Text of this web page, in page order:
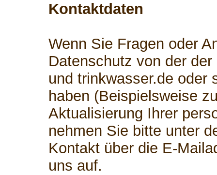
Kontaktdaten
Wenn Sie Fragen oder
Datenschutz von der
und trinkwasser.de oder
haben (Beispielsweise
Aktualisierung Ihrer
nehmen Sie bitte unter
Kontakt über die E-
uns auf.